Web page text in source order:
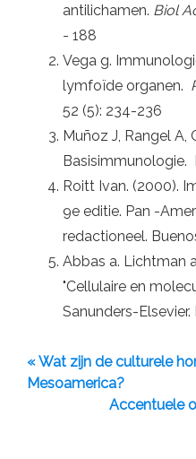
antilichamen. Biol
- 188
Vega g.
lymfoïde organen.
52 (5): 234-236
Muñoz J, Rangel A,
Basisimmunologie.
Roitt Ivan. (2000).
9e editie. Pan -
redactioneel.
Abbas a. Lichtman
"Cellulaire en
Sanunders-Elsevier.
« Wat zijn de culturele
Mesoamerica?
Accentuele